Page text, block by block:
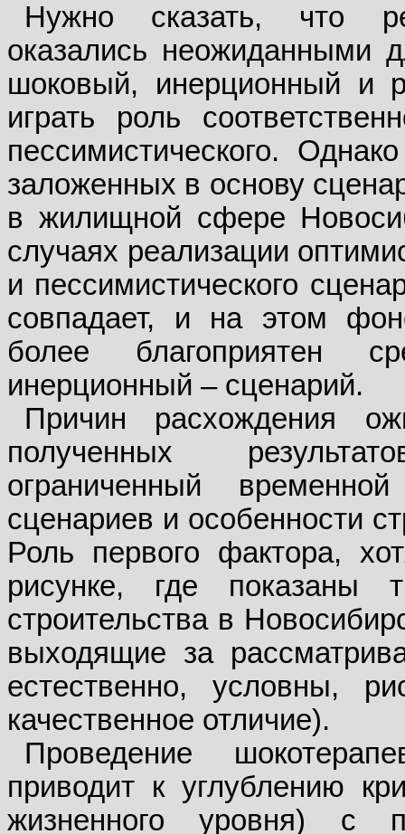
Нужно сказать, что
оказались неожиданными
шоковый, инерционный и
играть роль
пессимистического.
заложенных в основу
в жилищной сфере
случаях реализации
и пессимистического
совпадает, и на этом
более благоприятен
инерционный – сценарий.
Причин расхождения
полученных
ограниченный временной
сценариев и особенности
Роль первого фактора,
рисунке, где показаны
строительства в
выходящие за
естественно, условны,
качественное отличие).
Проведение
приводит к углублению
жизненного уровня) с